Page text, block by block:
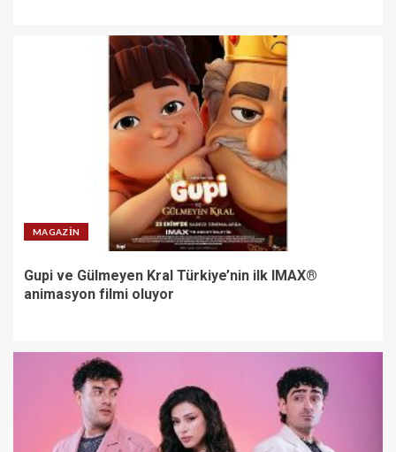
MAGAZIN
Gupi ve Gülmeyen Kral Türkiye’nin ilk IMAX®
animasyon filmi oluyor